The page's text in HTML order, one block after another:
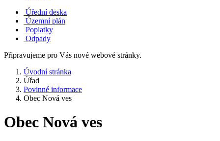
Úřední deska
Územní plán
Poplatky
Odpady
Připravujeme pro Vás nové webové stránky.
Úvodní stránka
Úřad
Povinné informace
Obec Nová ves
Obec Nová ves